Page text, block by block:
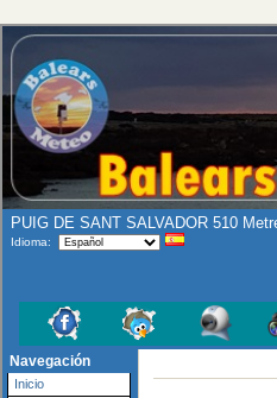
PUIG DE SANT SALVADOR 510
Idioma:
Navegación
Inicio